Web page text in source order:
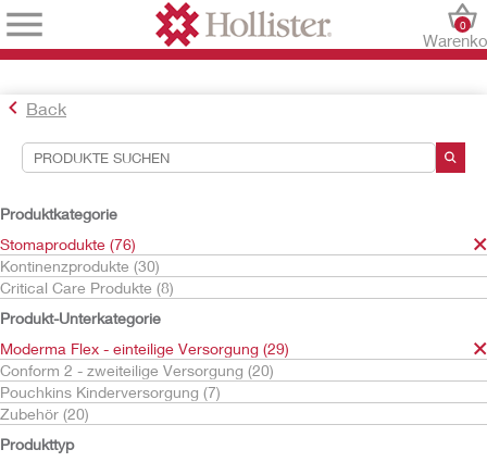
0
Back
Produktkategorie
Stomaprodukte (76)
Kontinenzprodukte (30)
Critical Care Produkte (8)
Produkt-Unterkategorie
Moderma Flex - einteilige Versorgung (29)
Conform 2 - zweiteilige Versorgung (20)
Pouchkins Kinderversorgung (7)
Zubehör (20)
Produkttyp
Suchwerkzeuge
Ihre Auswahl:
Stomaprodukte
Moderma Flex - einteilige Versorgung
Urostomiebeutel
Ihre Auswahl hat
Ergebnisse ergeben
Sortieren nach: